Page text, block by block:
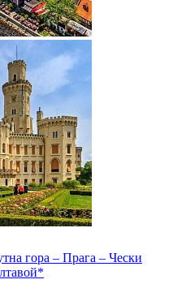
гора – Прага – Чески